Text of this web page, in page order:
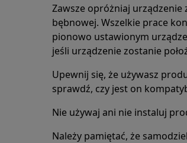
Zawsze opróżniaj
bębnowej. Wszelkie prace
pionowo ustawionym
jeśli urządzenie zostanie
Upewnij się, że używasz
sprawdź, czy jest on
Nie używaj ani nie instaluj
Należy pamiętać, że